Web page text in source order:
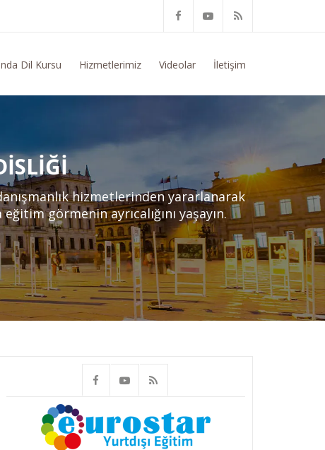
Bilgi Talep Ediyorum
Dil Kursu Hizmetlerimiz Videolar İletişim
hizmetlerinden yararlanarak
görmenin ayrıcalığını yaşayın.